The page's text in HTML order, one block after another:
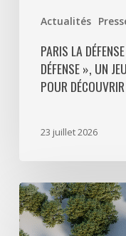
Actualités
découvrir
quartier
PARIS LA
DÉFENSE », UN
POUR
23 juillet 2026
Avec
5
actes